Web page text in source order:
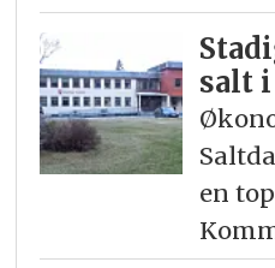
salt
en